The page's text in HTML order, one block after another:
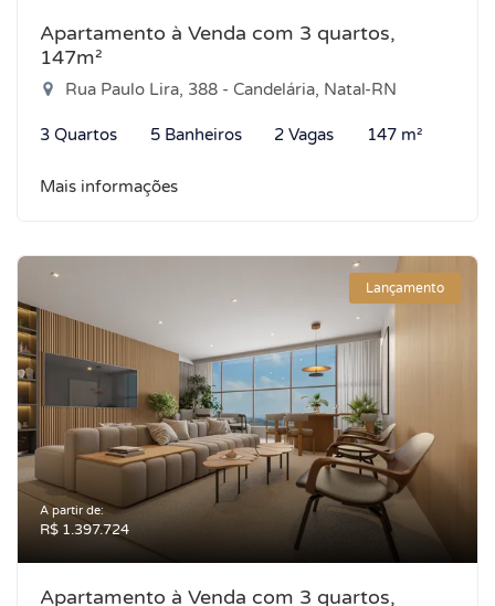
Apartamento à Venda com 3 quartos,
147m²
Rua Paulo Lira, 388 - Candelária, Natal-RN
3 Quartos 5 Banheiros 2 Vagas 147 m²
Mais informações
Lançamento
A partir de:
R$ 1.397.724
Apartamento à Venda com 3 quartos,